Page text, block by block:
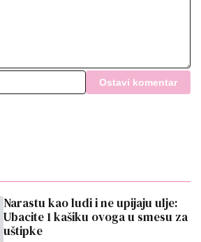
Ostavi komentar
Narastu kao ludi i ne upijaju ulje:
Ubacite 1 kašiku ovoga u smesu za
uštipke